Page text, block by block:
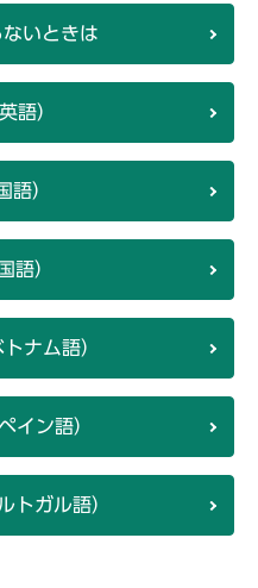
いときは
語）
語）
語）
ナム語）
イン語）
トガル語）